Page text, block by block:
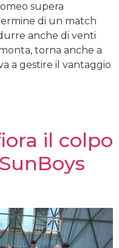
supera
di un match
anche di venti
torna anche a
a gestire il vantaggio
il colpo